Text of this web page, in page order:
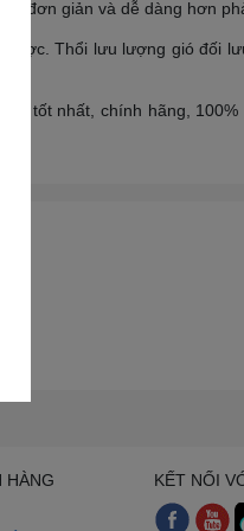
đơn giản và dễ dàng hơn
Thổi lưu lượng gió đối
tốt nhất, chính hãng, 100%
HÀNG KẾT NỐI